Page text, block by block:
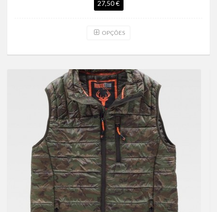
27,50 €
OPÇÕES